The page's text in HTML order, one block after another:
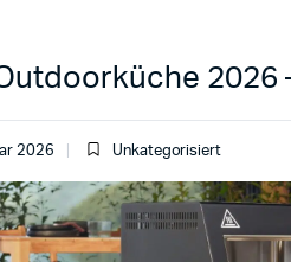
2026 Unkategorisiert